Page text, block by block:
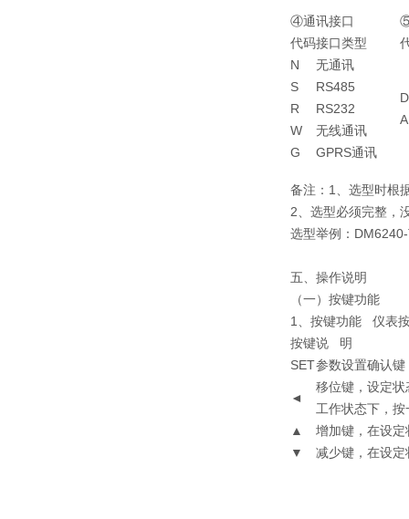
④通讯接口
代码接口类型
N
S
R
W
G
无通讯
RS485
RS232
无线通讯
GPRS通讯
D
A
备注：1、选型时根
2、选型必须完整，
选型举例：
五、操作说明
（一）按键功能
1、按键功能 仪表
按键说 明
SET参数设置确认
◄
移位键，设定
工作状态下，
▲
增加键，在设
▼
减少键，在设